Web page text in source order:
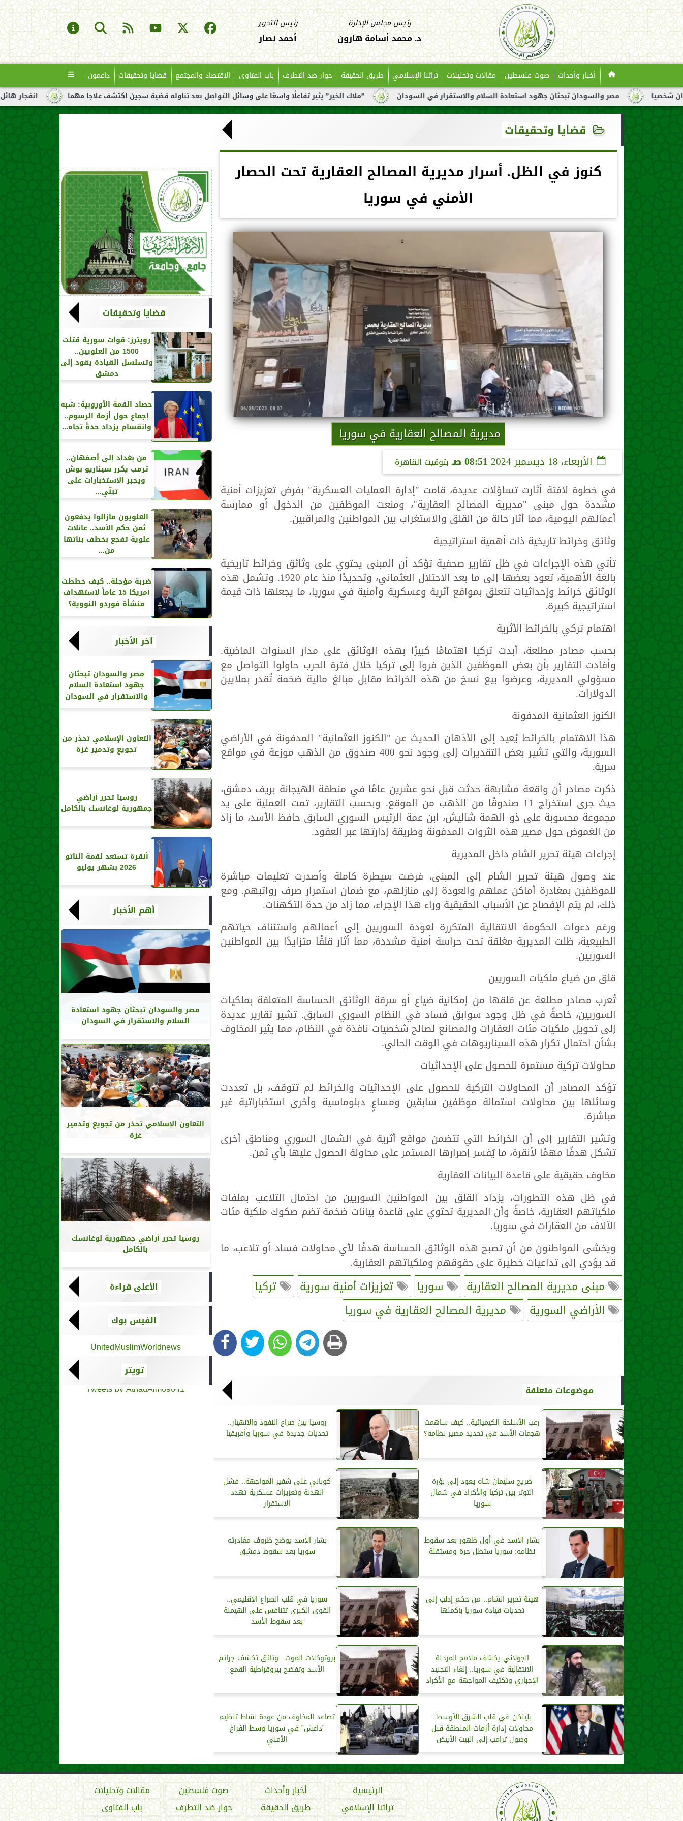
رئيس مجلس الإدارة
د. محمد أسامة هارون
رئيس التحرير
أحمد نصار
أخبار وأحداث صوت فلسطين مقالات وتحليلات تراثنا الإسلامي طريق الحقيقة حوار ضد التطرف باب الفتاوى الاقتصاد والمجتمع قضايا وتحقيقات داعمون
انفجار هائل لناقلة نفط ”ملاك الخير” يثير تفاعلًا واسعًا على وسائل التواصل بعد تناوله قضية سجين اكتشف علاجا مهما مصر والسودان تبحثان جهود استعادة السلام والاستقرار في السودان
قضايا وتحقيقات
كنوز في الظل. أسرار مديرية المصالح العقارية تحت الحصار
الأمني في سوريا
مديرية المصالح العقارية في سوريا
الأربعاء، 18 ديسمبر 2024 08:51 صـ بتوقيت القاهرة
في خطوة لافتة أثارت تساؤلات عديدة، قامت "إدارة العمليات العسكرية" بفرض تعزيزات أمنية
مشددة حول مبنى "مديرية المصالح العقارية"، ومنعت الموظفين من الدخول أو ممارسة
أعمالهم اليومية، مما أثار حالة من القلق والاستغراب بين المواطنين والمراقبين.
وثائق وخرائط تاريخية ذات أهمية استراتيجية
تأتي هذه الإجراءات في ظل تقارير صحفية تؤكد أن المبنى يحتوي على وثائق وخرائط تاريخية
بالغة الأهمية، تعود بعضها إلى ما بعد الاحتلال العثماني، وتحديدًا منذ عام 1920. وتشمل هذه
الوثائق خرائط وإحداثيات تتعلق بمواقع أثرية وعسكرية وأمنية في سوريا، ما يجعلها ذات قيمة
استراتيجية كبيرة.
اهتمام تركي بالخرائط الأثرية
بحسب مصادر مطلعة، أبدت تركيا اهتمامًا كبيرًا بهذه الوثائق على مدار السنوات الماضية.
وأفادت التقارير بأن بعض الموظفين الذين فروا إلى تركيا خلال فترة الحرب حاولوا التواصل مع
مسؤولي المديرية، وعرضوا بيع نسخ من هذه الخرائط مقابل مبالغ مالية ضخمة تُقدر بملايين
الدولارات.
الكنوز العثمانية المدفونة
هذا الاهتمام بالخرائط يُعيد إلى الأذهان الحديث عن "الكنوز العثمانية" المدفونة في الأراضي
السورية، والتي تشير بعض التقديرات إلى وجود نحو 400 صندوق من الذهب موزعة في مواقع
سرية.
ذكرت مصادر أن واقعة مشابهة حدثت قبل نحو عشرين عامًا في منطقة الهيجانة بريف دمشق،
حيث جرى استخراج 11 صندوقًا من الذهب من الموقع. وبحسب التقارير، تمت العملية على يد
مجموعة محسوبة على ذو الهمة شاليش، ابن عمة الرئيس السوري السابق حافظ الأسد، ما زاد
من الغموض حول مصير هذه الثروات المدفونة وطريقة إدارتها عبر العقود.
إجراءات هيئة تحرير الشام داخل المديرية
عند وصول هيئة تحرير الشام إلى المبنى، فرضت سيطرة كاملة وأصدرت تعليمات مباشرة
للموظفين بمغادرة أماكن عملهم والعودة إلى منازلهم، مع ضمان استمرار صرف رواتبهم. ومع
ذلك، لم يتم الإفصاح عن الأسباب الحقيقية وراء هذا الإجراء، مما زاد من حدة التكهنات.
ورغم دعوات الحكومة الانتقالية المتكررة لعودة السوريين إلى أعمالهم واستئناف حياتهم
الطبيعية، ظلت المديرية مغلقة تحت حراسة أمنية مشددة، مما أثار قلقًا متزايدًا بين المواطنين
السوريين.
قلق من ضياع ملكيات السوريين
تُعرب مصادر مطلعة عن قلقها من إمكانية ضياع أو سرقة الوثائق الحساسة المتعلقة بملكيات
السوريين، خاصةً في ظل وجود سوابق فساد في النظام السوري السابق. تشير تقارير عديدة
إلى تحويل ملكيات مئات العقارات والمصانع لصالح شخصيات نافذة في النظام، مما يثير المخاوف
بشأن احتمال تكرار هذه السيناريوهات في الوقت الحالي.
محاولات تركية مستمرة للحصول على الإحداثيات
تؤكد المصادر أن المحاولات التركية للحصول على الإحداثيات والخرائط لم تتوقف، بل تعددت
وسائلها بين محاولات استمالة موظفين سابقين ومساعٍ دبلوماسية وأخرى استخباراتية غير
مباشرة.
وتشير التقارير إلى أن الخرائط التي تتضمن مواقع أثرية في الشمال السوري ومناطق أخرى
تشكل هدفًا مهمًا لأنقرة، ما يُفسر إصرارها المستمر على محاولة الحصول عليها بأي ثمن.
مخاوف حقيقية على قاعدة البيانات العقارية
في ظل هذه التطورات، يزداد القلق بين المواطنين السوريين من احتمال التلاعب بملفات
ملكياتهم العقارية، خاصةً وأن المديرية تحتوي على قاعدة بيانات ضخمة تضم صكوك ملكية مئات
الآلاف من العقارات في سوريا.
ويخشى المواطنون من أن تصبح هذه الوثائق الحساسة هدفًا لأي محاولات فساد أو تلاعب، ما
قد يؤدي إلى تداعيات خطيرة على حقوقهم وملكياتهم العقارية.
مبنى مديرية المصالح العقارية سوريا تعزيزات أمنية سورية
تركيا
الأراضي السورية
مديرية المصالح العقارية في سوريا
موضوعات متعلقة
رعب الأسلحة الكيميائية.. كيف ساهمت
هجمات الأسد في تحديد مصير نظامه؟
روسيا بين صراع النفوذ والانهيار..
تحديات جديدة في سوريا وأفريقيا
ضريح سليمان شاه يعود إلى بؤرة
التوتر بين تركيا والأكراد في شمال
سوريا
كوباني على شفير المواجهة.. فشل
الهدنة وتعزيزات عسكرية تهدد
الاستقرار
بشار الأسد في أول ظهور بعد سقوط
نظامه: سوريا ستظل حرة ومستقلة
بشار الأسد يوضح ظروف مغادرته
سوريا بعد سقوط دمشق
هيئة تحرير الشام.. من حكم إدلب إلى
تحديات قيادة سوريا بأكملها
سوريا في قلب الصراع الإقليمي..
القوى الكبرى تتنافس على الهيمنة
بعد سقوط الأسد
الجولاني يكشف ملامح المرحلة
الانتقالية في سوريا.. إلغاء التجنيد
الإجباري وتكثيف المواجهة مع الأكراد
بروتوكلات الموت.. وثائق تكشف جرائم
الأسد وتفضح بيروقراطية القمع
بلينكن في قلب الشرق الأوسط..
محاولات إدارة أزمات المنطقة قبل
وصول ترامب إلى البيت الأبيض
تصاعد المخاوف من عودة نشاط تنظيم
”داعش” في سوريا وسط الفراغ
الأمني
قضايا وتحقيقات
رويترز‏: قوات سورية قتلت
1500 من العلويين..
وتسلسل القيادة يقود إلى
دمشق
حصاد القمة الأوروبية: شبه
إجماع حول أزمة الرسوم..
وانقسام يزداد حدةً تجاه...
من بغداد إلى أصفهان..
ترمب يكرر سيناريو بوش
ويجبر الاستخبارات على
تبنّي...
العلويون مازالوا يدفعون
ثمن حكم الأسد.. عائلات
علوية تفجع بخطف بناتها
من...
ضربة مؤجلة.. كيف خططت
أمريكا 15 عاماً لاستهداف
منشأة فوردو النووية؟
آخر الأخبار
مصر والسودان تبحثان
جهود استعادة السلام
والاستقرار في السودان
التعاون الإسلامي تحذر من
تجويع وتدمير غزة
روسيا تحرر أراضي
جمهورية لوغانسك بالكامل
أنقرة تستعد لقمة الناتو
2026 بشهر يوليو
أهم الأخبار
مصر والسودان تبحثان جهود استعادة
السلام والاستقرار في السودان
التعاون الإسلامي تحذر من تجويع وتدمير
غزة
روسيا تحرر أراضي جمهورية لوغانسك
بالكامل
الأعلى قراءة
الفيس بوك
UnitedMuslimWorldnews
تويتر
Tweets by AthadAlm69641
الرئيسية أخبار وأحداث صوت فلسطين
مقالات وتحليلات
تراثنا الإسلامي
طريق الحقيقة حوار ضد التطرف
باب الفتاوى